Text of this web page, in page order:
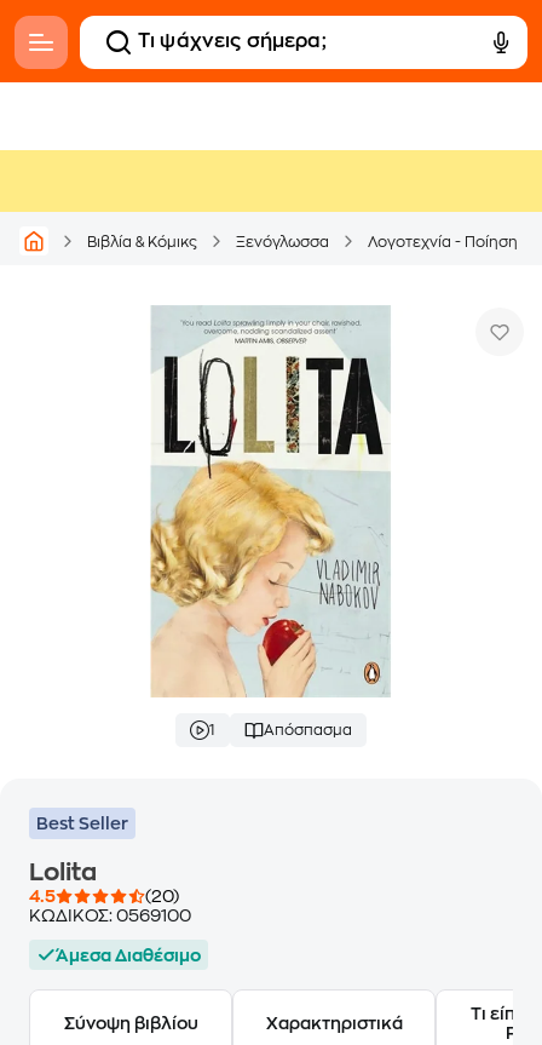
Βιβλία & Κόμικς Ξενόγλωσσα Λογοτεχνία - Ποίηση
1 Απόσπασμα
Best Seller
Lolita
4.5
(20)
ΚΩΔΙΚΟΣ: 0569100
Άμεσα Διαθέσιμο
Σύνοψη βιβλίου Χαρακτηριστικά
Τι